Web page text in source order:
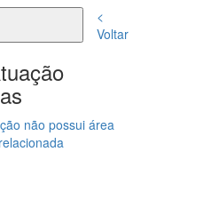
<
Voltar
não possui área